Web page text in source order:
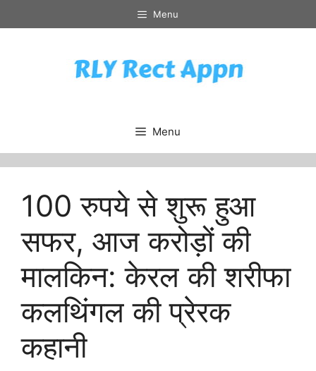
to
Menu
Menu
100 रुपये से शुरू हुआ
सफर, आज करोड़ों की
मालकिन: केरल की शरीफा
कलथिंगल की प्रेरक
कहानी